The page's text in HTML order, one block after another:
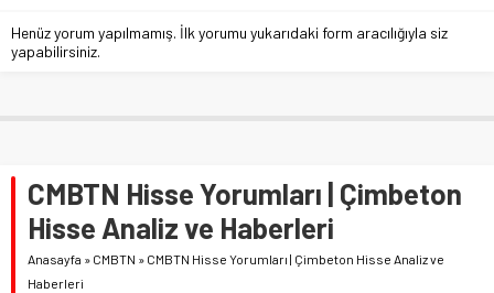
Henüz yorum yapılmamış. İlk yorumu yukarıdaki form aracılığıyla siz
yapabilirsiniz.
CMBTN Hisse Yorumları | Çimbeton
Hisse Analiz ve Haberleri
Anasayfa » CMBTN » CMBTN Hisse Yorumları | Çimbeton Hisse Analiz ve
Haberleri